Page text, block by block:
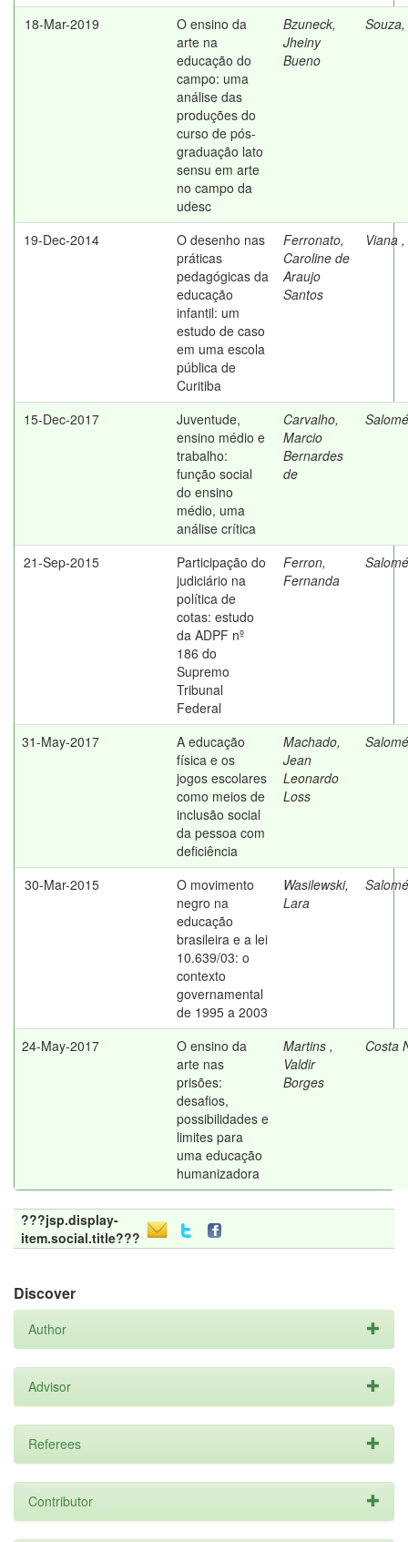
18-Mar-2019
O ensino da
arte na
educação do
campo: uma
análise das
produções do
curso de pós-
graduação lato
sensu em arte
no campo da
udesc
Bzuneck,
Jheiny
Bueno
19-Dec-2014
O desenho nas
práticas
pedagógicas da
educação
infantil: um
estudo de caso
em uma escola
pública de
Curitiba
Ferronato,
Caroline de
Araujo
Santos
Viana
15-Dec-2017
Juventude,
ensino médio e
trabalho:
função social
do ensino
médio, uma
análise crítica
Carvalho,
Marcio
Bernardes
de
21-Sep-2015
Participação do
judiciário na
política de
cotas: estudo
da ADPF nº
186 do
Supremo
Tribunal
Federal
Ferron,
Fernanda
31-May-2017
A educação
física e os
jogos escolares
como meios de
inclusão social
da pessoa com
deficiência
Machado,
Jean
Leonardo
Loss
30-Mar-2015
O movimento
negro na
educação
brasileira e a lei
10.639/03: o
contexto
governamental
de 1995 a 2003
Wasilewski,
Lara
24-May-2017
O ensino da
arte nas
prisões:
desafios,
possibilidades e
limites para
uma educação
humanizadora
Martins ,
Valdir
Borges
Costa
???jsp.display-
item.social.title???
Discover
Author
Advisor
Referees
Contributor